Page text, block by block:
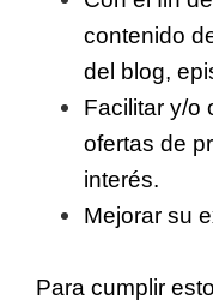
contenido
del blog,
Facilitar y/o
ofertas de
interés.
Mejorar su
Para cumplir